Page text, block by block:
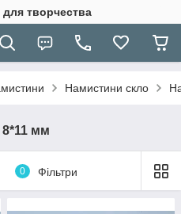
творчества
Намистини скло
мм
0 Фільтри